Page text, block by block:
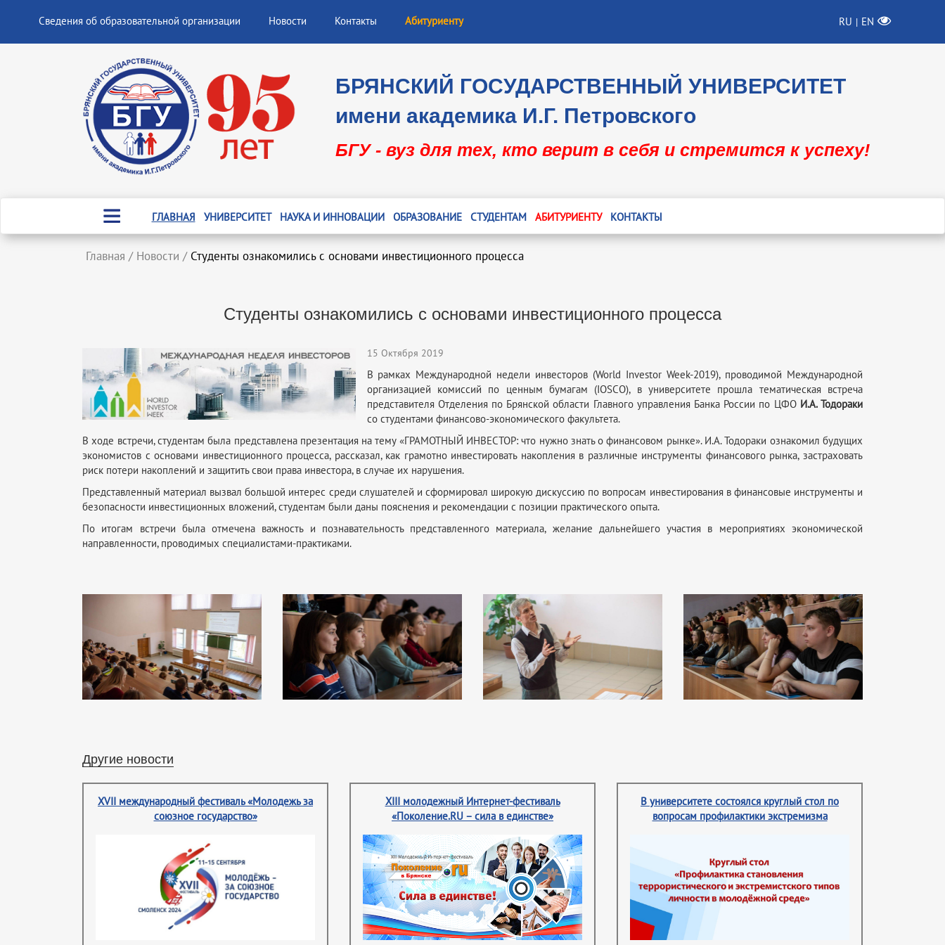
Сведения об образовательной организации Новости Контакты Абитуриенту RU | EN
БРЯНСКИЙ ГОСУДАРСТВЕННЫЙ УНИВЕРСИТЕТ
имени академика И.Г. Петровского
БГУ - вуз для тех, кто верит в себя и стремится к успеху!
ГЛАВНАЯ УНИВЕРСИТЕТ НАУКА И ИННОВАЦИИ ОБРАЗОВАНИЕ СТУДЕНТАМ АБИТУРИЕНТУ КОНТАКТЫ
Главная / Новости / Студенты ознакомились с основами инвестиционного процесса
Студенты ознакомились с основами инвестиционного процесса
15 Октября 2019
В рамках Международной недели инвесторов (World Investor Week-2019), проводимой Международной
организацией комиссий по ценным бумагам (IOSCO), в университете прошла тематическая встреча
представителя Отделения по Брянской области Главного управления Банка России по ЦФО И.А. Тодораки
со студентами финансово-экономического факультета.
В ходе встречи, студентам была представлена презентация на тему «ГРАМОТНЫЙ ИНВЕСТОР: что нужно знать о финансовом рынке». И.А. Тодораки ознакомил будущих
экономистов с основами инвестиционного процесса, рассказал, как грамотно инвестировать накопления в различные инструменты финансового рынка, застраховать
риск потери накоплений и защитить свои права инвестора, в случае их нарушения.
Представленный материал вызвал большой интерес среди слушателей и сформировал широкую дискуссию по вопросам инвестирования в финансовые инструменты и
безопасности инвестиционных вложений, студентам были даны пояснения и рекомендации с позиции практического опыта.
По итогам встречи была отмечена важность и познавательность представленного материала, желание дальнейшего участия в мероприятиях экономической
направленности, проводимых специалистами-практиками.
Другие новости
XVII международный фестиваль «Молодежь за
союзное государство»
XIII молодежный Интернет-фестиваль
«Поколение.RU – сила в единстве»
В университете состоялся круглый стол по
вопросам профилактики экстремизма